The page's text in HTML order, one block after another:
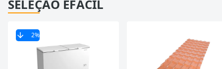
SELEÇÃO EFÁCIL
2%